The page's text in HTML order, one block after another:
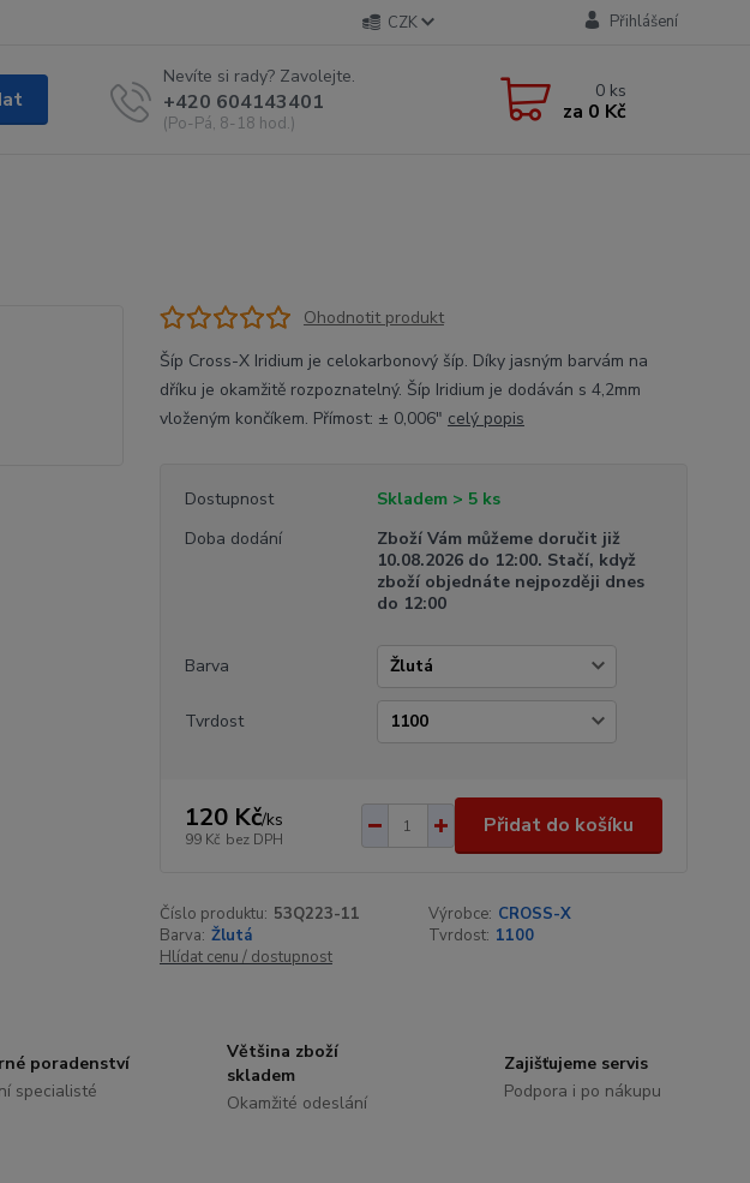
CZK Přihlášení
Nevíte si rady? Zavolejte.
+420 604143401
(Po-Pá, 8-18 hod.)
0 ks
za 0 Kč
Ohodnotit produkt
Šíp Cross-X Iridium je celokarbonový šíp. Díky jasným barvám na
dříku je okamžitě rozpoznatelný. Šíp Iridium je dodáván s 4,2mm
vloženým končíkem. Přímost: ± 0,006" celý popis
Dostupnost
Skladem > 5 ks
Doba dodání
Zboží Vám můžeme doručit již
10.08.2026 do 12:00. Stačí, když
zboží objednáte nejpozději dnes
do 12:00
Barva
Tvrdost
120 Kč/ks
99 Kč bez DPH
Přidat do košíku
Číslo produktu: 53Q223-11 Výrobce: CROSS-X
Barva: Žlutá Tvrdost: 1100
Hlídat cenu / dostupnost
poradenství
specialisté
Většina zboží
skladem
Okamžité odeslání
Zajišťujeme servis
Podpora i po nákupu